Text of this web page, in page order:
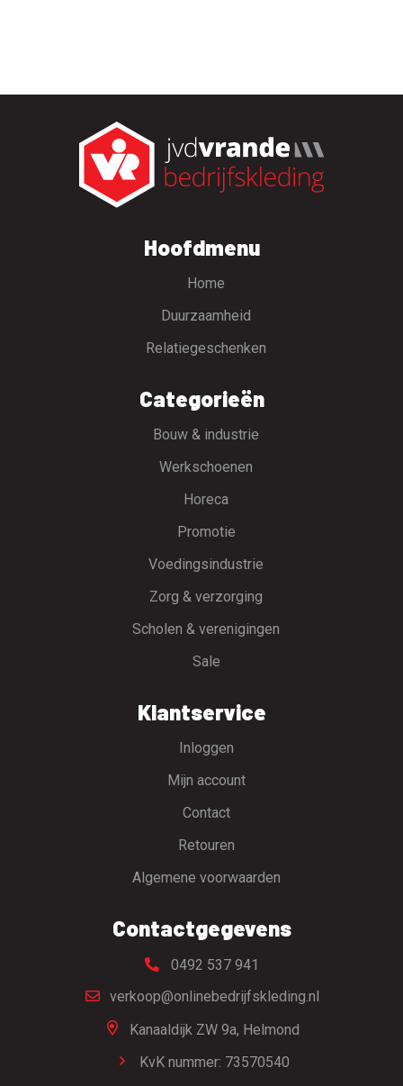
Hoofdmenu
Home
Duurzaamheid
Relatiegeschenken
Categorieën
Bouw & industrie
Werkschoenen
Horeca
Promotie
Voedingsindustrie
Zorg & verzorging
Scholen & verenigingen
Sale
Klantservice
Inloggen
Mijn account
Contact
Retouren
Algemene voorwaarden
Contactgegevens
0492 537 941
verkoop@onlinebedrijfskleding.nl
Kanaaldijk ZW 9a, Helmond
KvK nummer: 73570540